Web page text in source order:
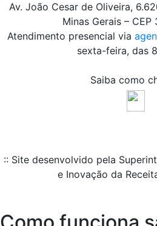
Av. João Cesar de Oliveira,
Minas Gerais –
Atendimento presencial via
sexta-feira, das
Saiba como
:: Site desenvolvido pela
e Inovação da